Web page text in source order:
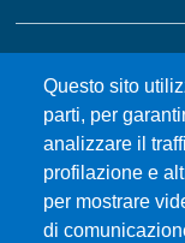
Questo sito
parti, per
analizzare il
profilazione e
per mostrare
di
MENÙ FOOTER 2
Gare d'appalto
Albo online
CIAM - Servizi
Brand Identity
Elenco siti tematici